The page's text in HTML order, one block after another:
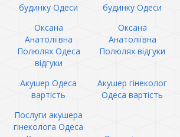
будинку Одеси
будинку Одеси
Оксана
Анатоліївна
Полюлях Одеса
відгуки
Оксана
Анатоліївна
Полюлях відгуки
Акушер Одеса
вартість
Акушер гінеколог
Одеса вартість
Послуги акушера
гінеколога Одеса